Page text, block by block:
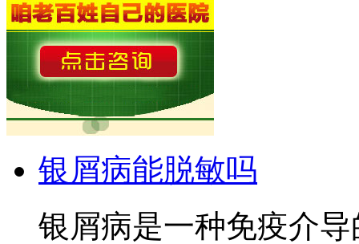
银屑病能脱敏吗
银屑病是一种免疫介